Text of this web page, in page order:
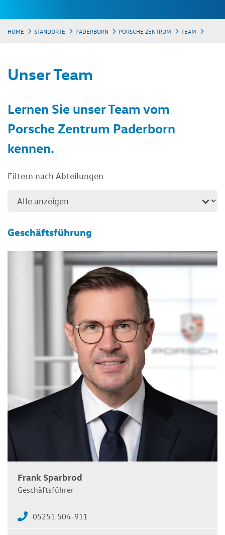
HOME STANDORTE PADERBORN PORSCHE ZENTRUM TEAM
Unser Team
Lernen Sie unser Team vom
Porsche Zentrum Paderborn
kennen.
Filtern nach Abteilungen
Geschäftsführung
Frank Sparbrod
Geschäftsführer
05251 504-911